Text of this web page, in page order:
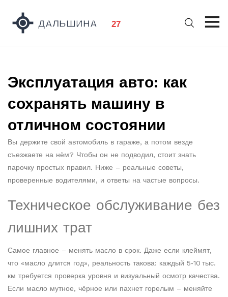
Эксплуатация авто: как
сохранять машину в
отличном состоянии
Вы держите свой автомобиль в гараже, а потом везде
съезжаете на нём? Чтобы он не подводил, стоит знать
парочку простых правил. Ниже – реальные советы,
проверенные водителями, и ответы на частые вопросы.
Техническое обслуживание без
лишних трат
Самое главное – менять масло в срок. Даже если клеймят,
что «масло длится год», реальность такова: каждый 5‑10 тыс.
км требуется проверка уровня и визуальный осмотр качества.
Если масло мутное, чёрное или пахнет горелым – меняйте